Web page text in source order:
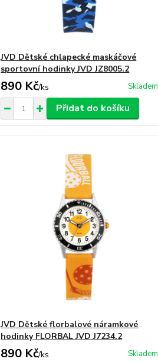
JVD Dětské chlapecké maskáčové
sportovní hodinky JVD JZ8005.2
890 Kč/ks Skladem
Přidat do košíku
JVD Dětské florbalové náramkové
hodinky FLORBAL JVD J7234.2
890 Kč/ks Skladem